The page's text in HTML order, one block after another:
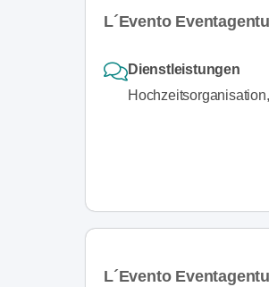
L´Evento
Dienstleistungen
L´Evento